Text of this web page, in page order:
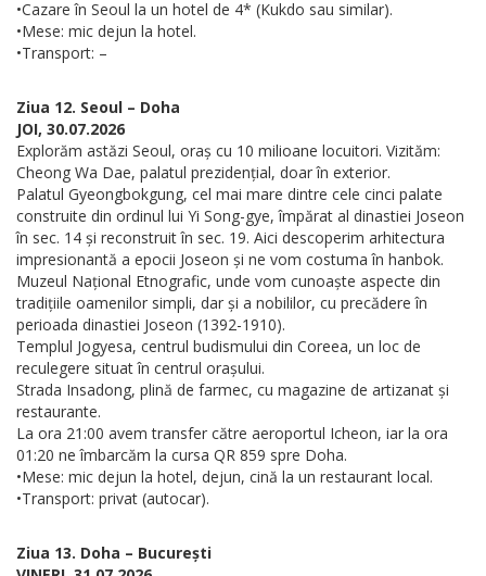
•Cazare în Seoul la un hotel de 4* (Kukdo sau similar).
•Mese: mic dejun la hotel.
•Transport: –
Ziua 12. Seoul – Doha
JOI, 30.07.2026
Explorăm astăzi Seoul, oraș cu 10 milioane locuitori. Vizităm:
Cheong Wa Dae, palatul prezidențial, doar în exterior.
Palatul Gyeongbokgung, cel mai mare dintre cele cinci palate
construite din ordinul lui Yi Song-gye, împărat al dinastiei Joseon
în sec. 14 și reconstruit în sec. 19. Aici descoperim arhitectura
impresionantă a epocii Joseon și ne vom costuma în hanbok.
Muzeul Național Etnografic, unde vom cunoaște aspecte din
tradițiile oamenilor simpli, dar și a nobililor, cu precădere în
perioada dinastiei Joseon (1392-1910).
Templul Jogyesa, centrul budismului din Coreea, un loc de
reculegere situat în centrul orașului.
Strada Insadong, plină de farmec, cu magazine de artizanat și
restaurante.
La ora 21:00 avem transfer către aeroportul Icheon, iar la ora
01:20 ne îmbarcăm la cursa QR 859 spre Doha.
•Mese: mic dejun la hotel, dejun, cină la un restaurant local.
•Transport: privat (autocar).
Ziua 13. Doha – București